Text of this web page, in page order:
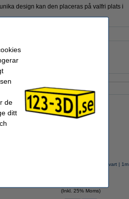
design kan den placeras på valfri plats i
123-3D Aluminiumprofil 20x20 | svart | 1m
(Inkl. 25% Moms)
de
ditt